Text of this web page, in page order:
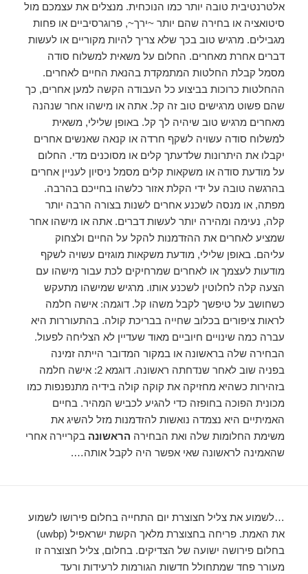
אלטרנטיבית טובה יותר כמו הנוכחית. מנצלים את עצמכם מול
סיטואציה או בחירה שהם יותר ~ירך~, פרוגרסיביים או פחות
מגבילים. מרגיש טוב בכך שלא צריך להיות מקוריים או לעשות
דברים אחרת מאחרים. החלום על משאית למשלוח סודה
מסמל קבלת החלטות המתמקדת בהנאת החיים לאחרים.
ההחלטות כרוכות בביצוע כל העבודה הקשה למען אחרים, כך
שהם פשוט מרגישים טוב זה קל. אתה או מישהו אחר שנהנה
מאחרים מרגיש טוב שיהיה לך קל. באופן שלילי, משאית
למשלוח סודה עשויה לשקף חרדה או קנאה שאנשים אחרים
יקבלו את היתרונות שלדעתך קלים או מסוכנים מדי. החלום
על מודעת סודה או משקאות קלים מסמל ניסיון לעניין אחרים
בהרגשה טובה על ידי הקלת אזור כלשהו בחייכם בהרבה.
מפתה, או מנסה לשכנע אחרים לשנות בצורה הרבה יותר
קלה, נעימה ומהירה יותר לעשות דברים. אתה או מישהו אחר
שמציע לאחרים את ההזדמנות להקל על החיים ולצחוק
עליהם. באופן שלילי, מודעת משקאות מוגזים עשויה לשקף
מודעות לעצמך או לאחרים שמרחיקים לכת עבור מישהו עם
הצעה קלה לחלוטין לשכנע אותו. מרגיש שמישהו מתעקש
כשחושב על טיפשך לקבל משהו קל. דוגמה: אישה חלמה
לראות ציפורים בכלוב שחייה בבריכת קולה. בהתעוררות היא
עברה כמה שינויים חיוביים מאוד שעדיין לא הצליחה לפעול.
הבחירה שלה בראשונה או במקור המדובר הייתה זמינה
בפניה שוב לאחר שנדחתה ראשונה. דוגמא 2: אישה חלמה
בזהירות כשהיא מחזיקה את קוקה קולה בידיה מתנפנפות כמו
מכונית הפוכה בחופזה כדי להגיע לכביש המהיר. בחיים
האמיתיים היא נצמדה נואשות להזדמנות מזל להשיג את
משימת החלומות שלה ואת הבחירה הראשונה בקריירה אחרי
שהאמינה לראשונה שאי אפשר היה לקבל אותה….
…לשמוע את צליל חצוצרת יום התחייה בחלום פירושו לשמוע
את האמת. פריחה בחצוצרת מלאך הקשת ישראפיל (uwbp)
בחלום פירושה ישועה של הצדיקים. בחלום, צליל חצוצרה זו
מעורר פחד שמתחולל חדשות הגורמות לרעידות ורעד